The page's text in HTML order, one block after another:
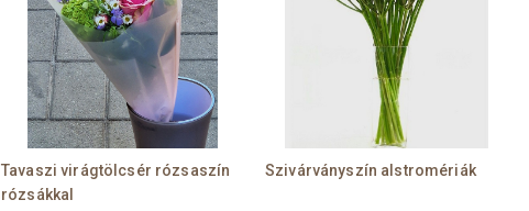
Tavaszi virágtölcsér rózsaszín
rózsákkal
Szivárványszín alstromériák